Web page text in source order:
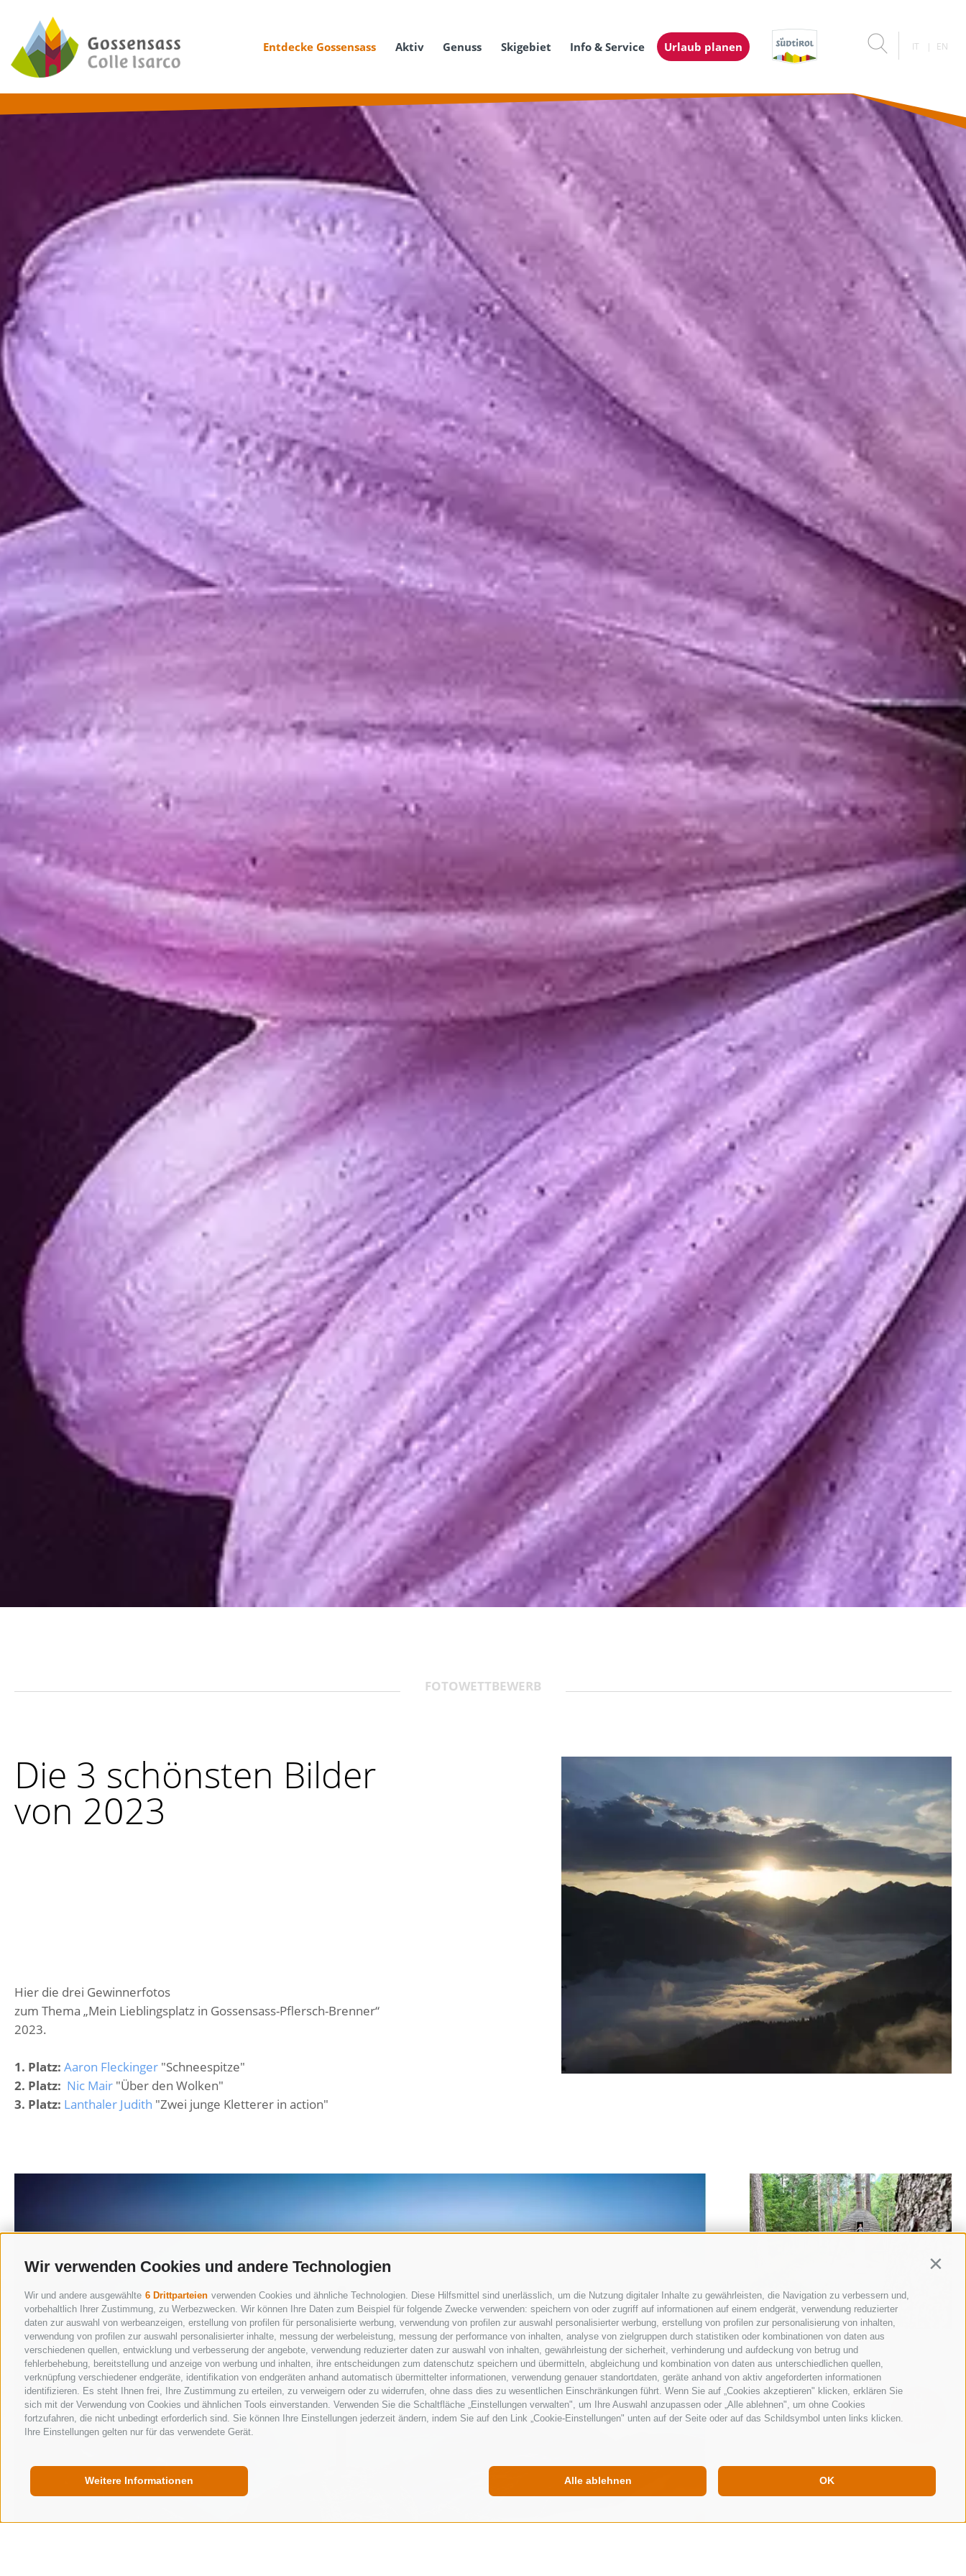
Wir verwenden Cookies und andere Technologien
Wir und andere ausgewählte 6 Drittparteien verwenden Cookies und ähnliche Technologien. Diese Hilfsmittel sind unerlässlich, um die Nutzung digitaler Inhalte zu gewährleisten, die Navigation zu verbessern und,
vorbehaltlich Ihrer Zustimmung, zu Werbezwecken. Wir können Ihre Daten zum Beispiel für folgende Zwecke verwenden: speichern von oder zugriff auf informationen auf einem endgerät, verwendung reduzierter
daten zur auswahl von werbeanzeigen, erstellung von profilen für personalisierte werbung, verwendung von profilen zur auswahl personalisierter werbung, erstellung von profilen zur personalisierung von inhalten,
verwendung von profilen zur auswahl personalisierter inhalte, messung der werbeleistung, messung der performance von inhalten, analyse von zielgruppen durch statistiken oder kombinationen von daten aus
verschiedenen quellen, entwicklung und verbesserung der angebote, verwendung reduzierter daten zur auswahl von inhalten, gewährleistung der sicherheit, verhinderung und aufdeckung von betrug und
fehlerbehebung, bereitstellung und anzeige von werbung und inhalten, ihre entscheidungen zum datenschutz speichern und übermitteln, abgleichung und kombination von daten aus unterschiedlichen quellen,
verknüpfung verschiedener endgeräte, identifikation von endgeräten anhand automatisch übermittelter informationen, verwendung genauer standortdaten, geräte anhand von aktiv angeforderten informationen
identifizieren. Es steht Ihnen frei, Ihre Zustimmung zu erteilen, zu verweigern oder zu widerrufen, ohne dass dies zu wesentlichen Einschränkungen führt. Wenn Sie auf „Cookies akzeptieren" klicken, erklären Sie
sich mit der Verwendung von Cookies und ähnlichen Tools einverstanden. Verwenden Sie die Schaltfläche „Einstellungen verwalten", um Ihre Auswahl anzupassen oder „Alle ablehnen", um ohne Cookies
fortzufahren, die nicht unbedingt erforderlich sind. Sie können Ihre Einstellungen jederzeit ändern, indem Sie auf den Link „Cookie-Einstellungen" unten auf der Seite oder auf das Schildsymbol unten links klicken.
Ihre Einstellungen gelten nur für das verwendete Gerät.
OK
Alle ablehnen
Weitere Informationen
Entdecke Gossensass Aktiv Genuss Skigebiet Info & Service Urlaub planen IT EN
FOTOWETTBEWERB
Die 3 schönsten Bilder
von 2023
Hier die drei Gewinnerfotos
zum Thema „Mein Lieblingsplatz in Gossensass-Pflersch-Brenner“
2023.
1. Platz: Aaron Fleckinger "Schneespitze"
2. Platz: Nic Mair "Über den Wolken"
3. Platz: Lanthaler Judith "Zwei junge Kletterer in action"